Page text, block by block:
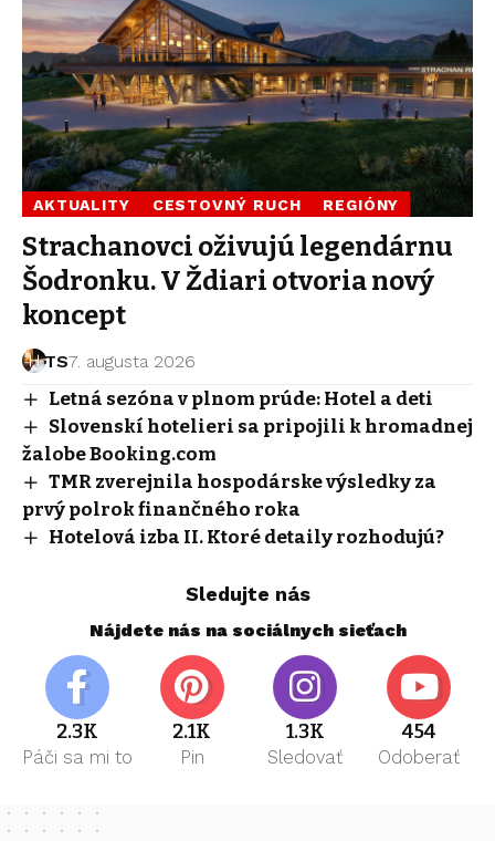
AKTUALITY CESTOVNÝ RUCH REGIÓNY
Strachanovci oživujú legendárnu
Šodronku. V Ždiari otvoria nový
koncept
TS7. augusta 2026
Letná sezóna v plnom prúde: Hotel a deti
Slovenskí hotelieri sa pripojili k hromadnej
žalobe Booking.com
TMR zverejnila hospodárske výsledky za
prvý polrok finančného roka
Hotelová izba II. Ktoré detaily rozhodujú?
Sledujte nás
Nájdete nás na sociálnych sieťach
2.3K
Páči sa mi to
2.1K
Pin
1.3K
Sledovať
454
Odoberať